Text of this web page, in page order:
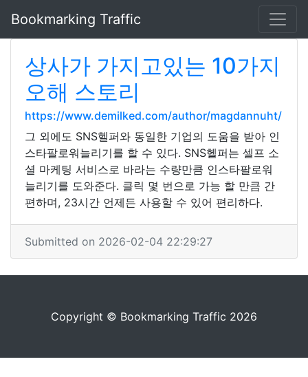
Bookmarking Traffic
상사가 가지고있는 10가지
오해 스토리
https://www.demilked.com/author/magdannuht/
그 외에도 SNS헬퍼와 동일한 기업의 도움을 받아 인
스타팔로워늘리기를 할 수 있다. SNS헬퍼는 셀프 소
셜 마케팅 서비스로 바라는 수량만큼 인스타팔로워
늘리기를 도와준다. 클릭 몇 번으로 가능 할 만큼 간
편하며, 23시간 언제든 사용할 수 있어 편리하다.
Submitted on 2026-02-04 22:29:27
Copyright © Bookmarking Traffic 2026